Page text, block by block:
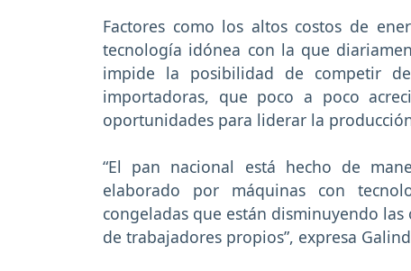
Factores como los altos costos de
tecnología idónea con la que
impide la posibilidad de competir
importadoras, que poco a poco
oportunidades para liderar la
“El pan nacional está hecho de
elaborado por máquinas con
congeladas que están disminuyendo
de trabajadores propios”, expresa